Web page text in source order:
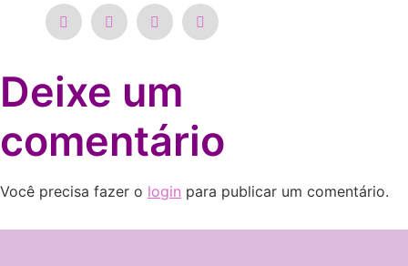
Deixe um
comentário
Você precisa fazer o login para publicar um comentário.